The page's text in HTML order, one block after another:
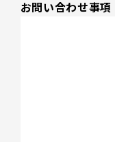
お問い合わせ事項